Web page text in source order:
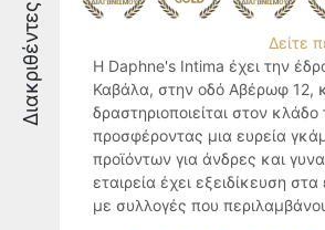
Διακριθέντες
Δείτε
Η Daphne's Intima έχει την
Καβάλα, στην οδό Αβέρωφ 12,
δραστηριοποιείται στον
προσφέροντας μια ευρεία
προϊόντων για άνδρες και
εταιρεία έχει εξειδίκευση
με συλλογές που